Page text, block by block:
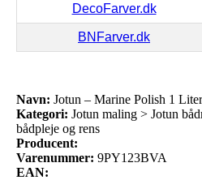
DecoFarver.dk
BNFarver.dk
Navn: Jotun – Marine Polish 1 Liter
Kategori: Jotun maling > Jotun
bådpleje og rens
Producent:
Varenummer: 9PY123BVA
EAN: